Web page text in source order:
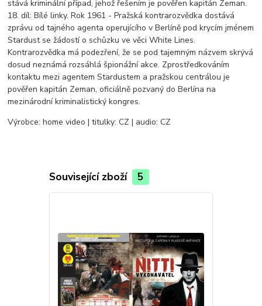
stává kriminální případ, jehož řešením je pověřen kapitán Zeman.
18. díl: Bílé linky. Rok 1961 - Pražská kontrarozvědka dostává
zprávu od tajného agenta operujícího v Berlíně pod krycím jménem
Stardust se žádostí o schůzku ve věci White Lines.
Kontrarozvědka má podezření, že se pod tajemným názvem skrývá
dosud neznámá rozsáhlá špionážní akce. Zprostředkováním
kontaktu mezi agentem Stardustem a pražskou centrálou je
pověřen kapitán Zeman, oficiálně pozvaný do Berlína na
mezinárodní kriminalistický kongres.
Výrobce: home video | titulky: CZ | audio: CZ
Související zboží 5